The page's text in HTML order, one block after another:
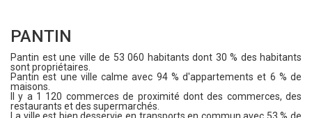
PANTIN
Pantin est une ville de 53 060 habitants dont 30 % des habitants
sont propriétaires.
Pantin est une ville calme avec 94 % d'appartements et 6 % de
maisons.
Il y a 1 120 commerces de proximité dont des commerces, des
restaurants et des supermarchés.